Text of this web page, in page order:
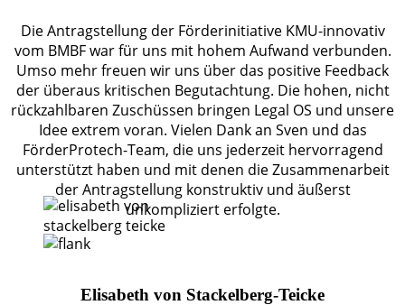
Die Antragstellung der Förderinitiative KMU-innovativ
vom BMBF war für uns mit hohem Aufwand verbunden.
Umso mehr freuen wir uns über das positive Feedback
der überaus kritischen Begutachtung. Die hohen, nicht
rückzahlbaren Zuschüssen bringen Legal OS und unsere
Idee extrem voran. Vielen Dank an Sven und das
FörderProtech-Team, die uns jederzeit hervorragend
unterstützt haben und mit denen die Zusammenarbeit
der Antragstellung konstruktiv und äußerst
unkompliziert erfolgte.
Elisabeth von Stackelberg-Teicke